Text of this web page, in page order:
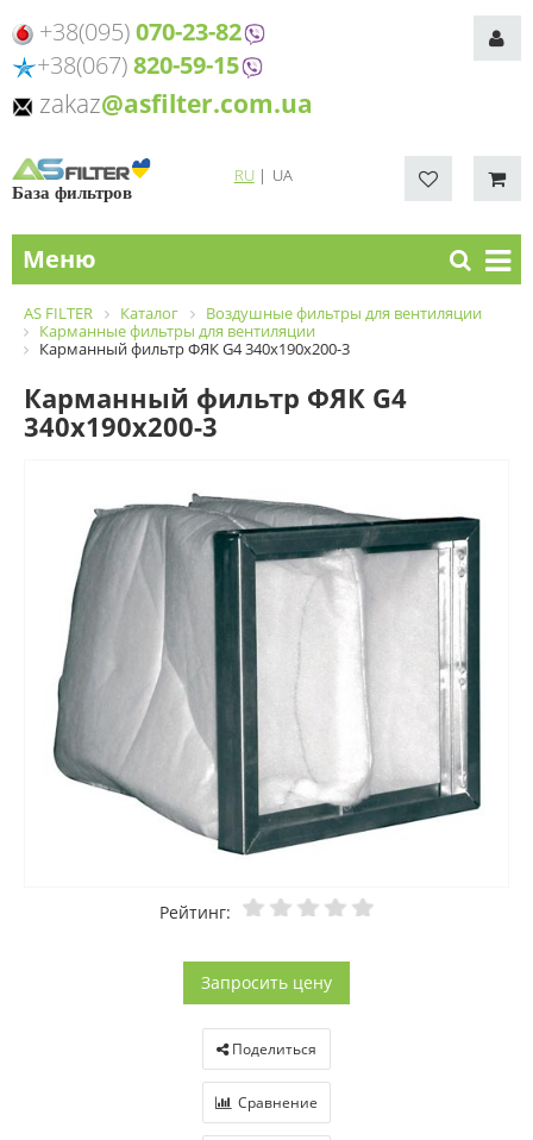
+38(095)070-23-82
+38(067)820-59-15
zakaz@asfilter.com.ua
База фильтров
RU| UA
Меню
AS FILTER Каталог
Воздушные фильтры для вентиляции
Карманные фильтры для вентиляции
Карманный фильтр ФЯК G4 340х190х200-3
Карманный фильтр ФЯК G4
340х190х200-3
Рейтинг:
Запросить цену
Поделиться
Сравнение